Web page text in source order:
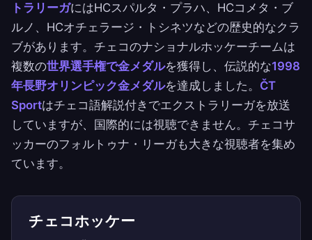
トラリーガにはHCスパルタ・プラハ、HCコメタ・ブ
ルノ、HCオチェラージ・トシネツなどの歴史的なクラ
ブがあります。チェコのナショナルホッケーチームは
複数の世界選手権で金メダルを獲得し、伝説的な1998
年長野オリンピック金メダルを達成しました。 ČT
Sportはチェコ語解説付きでエクストラリーガを放送
していますが、国際的には視聴できません。チェコサ
ッカーのフォルトゥナ・リーガも大きな視聴者を集め
ています。
チェコホッケー